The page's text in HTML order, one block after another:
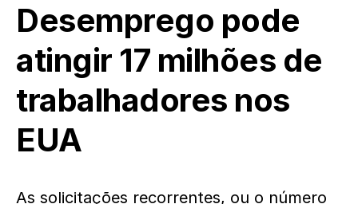
Desemprego pode
atingir 17 milhões de
trabalhadores nos
EUA
As solicitações recorrentes, ou o número